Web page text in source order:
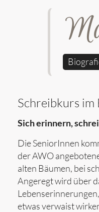
Schreibkurs
Sich erinnern,
Die SeniorInnen
der AWO
alten Bäumen, bei
Angeregt wird über
etwas verwaist